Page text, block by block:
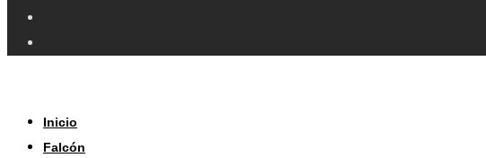
Inicio
Falcón